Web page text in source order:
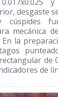
desgaste
cúspides
mecánica
la
de
de